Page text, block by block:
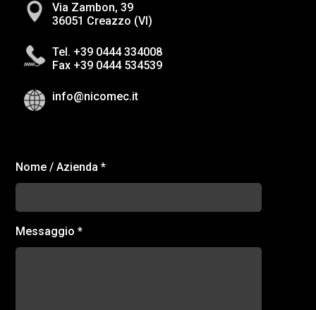
Via Zambon, 39
36051 Creazzo (VI)
Tel. +39 0444 334008
Fax +39 0444 534539
info@nicomec.it
Modulo
di
Nome / Azienda*
Messaggio*